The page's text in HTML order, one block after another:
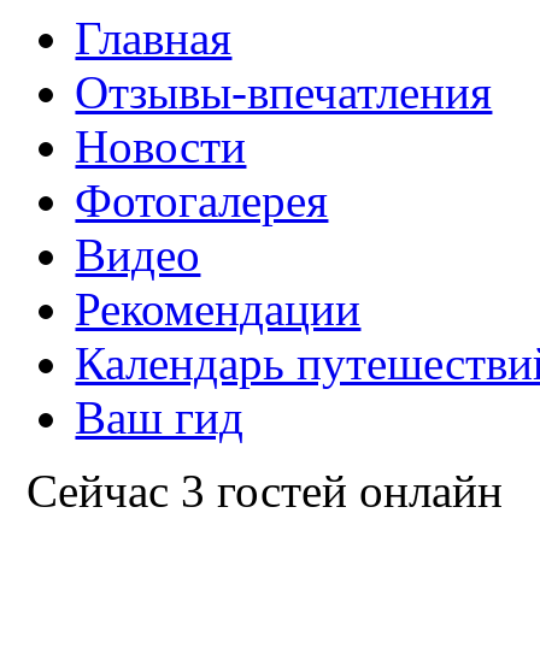
Главная
Отзывы-впечатления
Новости
Фотогалерея
Видео
Рекомендации
Календарь
Ваш гид
Сейчас 3 гостей онлайн